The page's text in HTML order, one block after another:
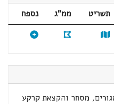
תשריט ממ"ג
נספח
מסחר והקצאת קרקע